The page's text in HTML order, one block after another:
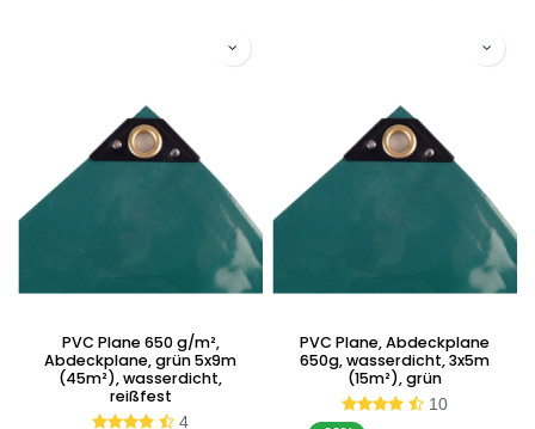
PVC Plane 650 g/m²,
Abdeckplane, grün 5x9m
(45m²), wasserdicht,
reißfest
4
PVC Plane, Abdeckplane
650g, wasserdicht, 3x5m
(15m²), grün
10